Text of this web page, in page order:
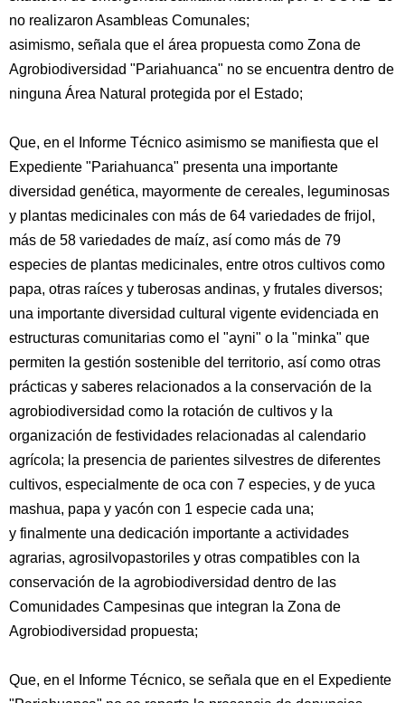
no realizaron Asambleas Comunales;
asimismo, señala que el área propuesta como Zona de
Agrobiodiversidad "Pariahuanca" no se encuentra dentro de
ninguna Área Natural protegida por el Estado;
Que, en el Informe Técnico asimismo se manifiesta que el
Expediente "Pariahuanca" presenta una importante
diversidad genética, mayormente de cereales, leguminosas
y plantas medicinales con más de 64 variedades de frijol,
más de 58 variedades de maíz, así como más de 79
especies de plantas medicinales, entre otros cultivos como
papa, otras raíces y tuberosas andinas, y frutales diversos;
una importante diversidad cultural vigente evidenciada en
estructuras comunitarias como el "ayni" o la "minka" que
permiten la gestión sostenible del territorio, así como otras
prácticas y saberes relacionados a la conservación de la
agrobiodiversidad como la rotación de cultivos y la
organización de festividades relacionadas al calendario
agrícola; la presencia de parientes silvestres de diferentes
cultivos, especialmente de oca con 7 especies, y de yuca
mashua, papa y yacón con 1 especie cada una;
y finalmente una dedicación importante a actividades
agrarias, agrosilvopastoriles y otras compatibles con la
conservación de la agrobiodiversidad dentro de las
Comunidades Campesinas que integran la Zona de
Agrobiodiversidad propuesta;
Que, en el Informe Técnico, se señala que en el Expediente